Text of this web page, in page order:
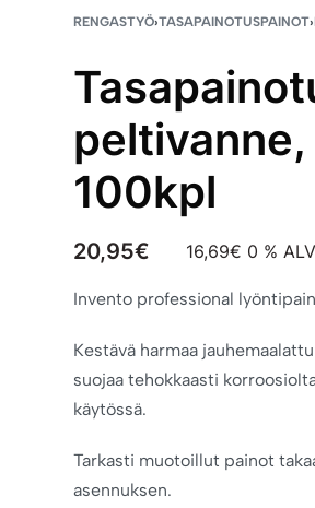
RENGASTYÖ›TASAPAINOTUSPAINOT›
100kpl
20,95€ 16,69€ 0 % ALV
Invento professional
Kestävä harmaa
suojaa tehokkaasti
käytössä.
Tarkasti muotoillut painot
asennuksen.